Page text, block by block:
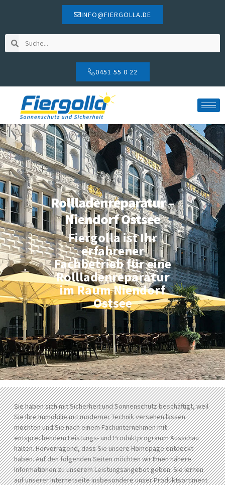
INFO@FIERGOLLA.DE
0451 55 0 22
Rollladenreparatur –
Niendorf Ostsee
Fiergolla ist Ihr
erfahrener
Fachbetrieb für eine
Rollladenreparatur
im Raum Niendorf
Ostsee
Sie haben sich mit Sicherheit und Sonnenschutz beschäftigt, weil
Sie Ihre Immobilie mit moderner Technik versehen lassen
möchten und Sie nach einem Fachunternehmen mit
entsprechendem Leistungs- und Produktprogramm Ausschau
halten. Hervorragend, dass Sie unsere Homepage entdeckt
haben. Auf den folgenden Seiten möchten wir Ihnen nähere
Informationen zu unserem Leistungsangebot geben. Sie lernen
auf unserer Internetseite insbesondere unser Produktsortiment